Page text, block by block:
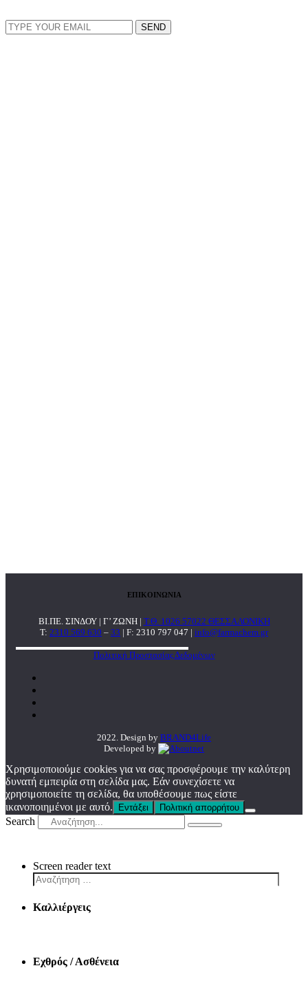
ΕΠΙΚΟΙΝΩΝΙΑ
ΒΙ.ΠΕ. ΣΙΝΔΟΥ | Γ’ ΖΩΝΗ | Τ.Θ. 1026 57022 ΘΕΣΣΑΛΟΝΙΚΗ
T: 2310 569 630 – 33 | F: 2310 797 047 | info@farmachem.gr
Πολιτική Προστασίας Δεδομένων
2022. Design by BRAND4Life
Developed by
Χρησιμοποιούμε cookies για να σας προσφέρουμε την καλύτερη
δυνατή εμπειρία στη σελίδα μας. Εάν συνεχίσετε να
χρησιμοποιείτε τη σελίδα, θα υποθέσουμε πως είστε
ικανοποιημένοι με αυτό.
Εντάξει Πολιτική απορρήτου
Search
Screen reader text
Καλλιέργεις
Εχθρός / Ασθένεια